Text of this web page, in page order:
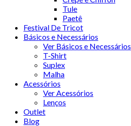
Tule
Paetê
Festival De Tricot
Básicos e Necessários
Ver Básicos e Necessários
T-Shirt
Suplex
Malha
Acessórios
Ver Acessórios
Lenços
Outlet
Blog